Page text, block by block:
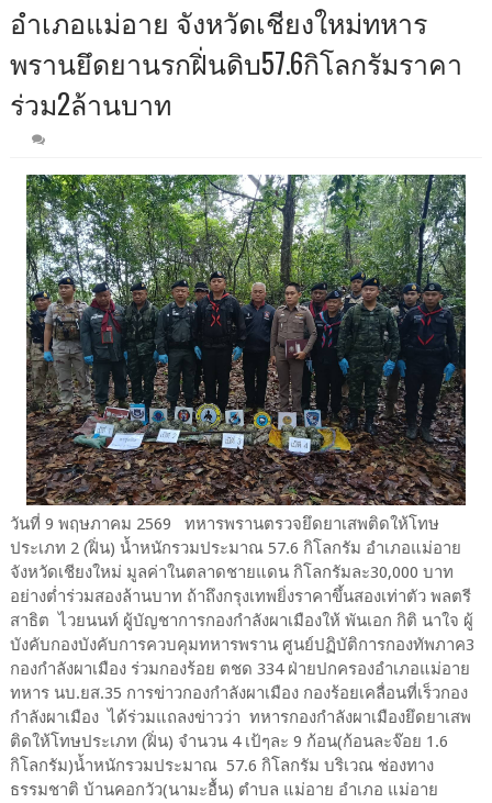
อำเภอแม่อาย จังหวัดเชียงใหม่ทหาร
พรานยึดยานรกฝิ่นดิบ57.6กิโลกรัมราคา
ร่วม2ล้านบาท
วันที่ 9 พฤษภาคม 2569 ทหารพรานตรวจยึดยาเสพติดให้โทษ
ประเภท 2 (ฝิ่น) น้ำหนักรวมประมาณ 57.6 กิโลกรัม อำเภอแม่อาย
จังหวัดเชียงใหม่ มูลค่าในตลาดชายแดน กิโลกรัมละ30,000 บาท
อย่างต่ำร่วมสองล้านบาท ถ้าถึงกรุงเทพยิ่งราคาขึ้นสองเท่าตัว พลตรี
สาธิต ไวยนนท์ ผู้บัญชาการกองกำลังผาเมืองให้ พันเอก กิติ นาใจ ผู้
บังคับกองบังคับการควบคุมทหารพราน ศูนย์ปฏิบัติการกองทัพภาค3
กองกำลังผาเมือง ร่วมกองร้อย ตชด 334 ฝ่ายปกครองอำเภอแม่อาย
ทหาร นบ.ยส.35 การข่าวกองกำลังผาเมือง กองร้อยเคลื่อนที่เร็วกอง
กำลังผาเมือง ได้ร่วมแถลงข่าวว่า ทหารกองกำลังผาเมืองยึดยาเสพ
ติดให้โทษประเภท (ฝิ่น) จำนวน 4 เป้ๆละ 9 ก้อน(ก้อนละจ๊อย 1.6
กิโลกรัม)น้ำหนักรวมประมาณ 57.6 กิโลกรัม บริเวณ ช่องทาง
ธรรมชาติ บ้านคอกวัว(นามะอื้น) ตำบล แม่อาย อำเภอ แม่อาย